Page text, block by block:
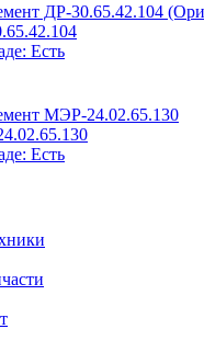
ДР-30.65.42.104
Есть
МЭР-24.02.65.130
Есть